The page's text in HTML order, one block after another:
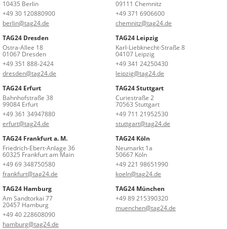
10435 Berlin
+49 30 120880900
berlin@tag24.de
09111 Chemnitz
+49 371 6906600
chemnitz@tag24.de
TAG24 Dresden
Ostra-Allee 18
01067 Dresden
+49 351 888-2424
dresden@tag24.de
TAG24 Leipzig
Karl-Liebknecht-Straße 8
04107 Leipzig
+49 341 24250430
leipzig@tag24.de
TAG24 Erfurt
Bahnhofstraße 38
99084 Erfurt
+49 361 34947880
erfurt@tag24.de
TAG24 Stuttgart
Curiestraße 2
70563 Stuttgart
+49 711 21952530
stuttgart@tag24.de
TAG24 Frankfurt a. M.
Friedrich-Ebert-Anlage 36
60325 Frankfurt am Main
+49 69 348750580
frankfurt@tag24.de
TAG24 Köln
Neumarkt 1a
50667 Köln
+49 221 98651990
koeln@tag24.de
TAG24 Hamburg
Am Sandtorkai 77
20457 Hamburg
+49 40 228608090
hamburg@tag24.de
TAG24 München
+49 89 215390320
muenchen@tag24.de